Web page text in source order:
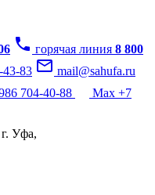
phone горячая линия 8 800
43-83 mail_outline mail@sahufa.ru
704-40-88
Max +7
Уфа,